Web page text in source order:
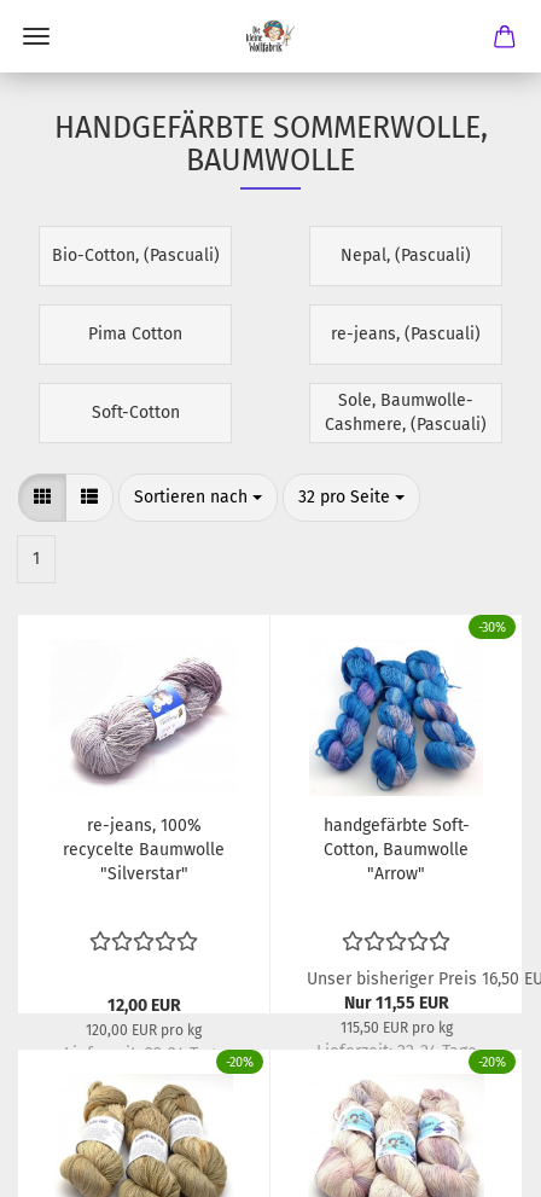
HANDGEFÄRBTE SOMMERWOLLE,
BAUMWOLLE
Bio-Cotton, (Pascuali) Nepal, (Pascuali)
Pima Cotton re-jeans, (Pascuali)
Soft-Cotton
Sole, Baumwolle-
Cashmere, (Pascuali)
Sortieren nach
Sortieren nach 32 pro Seite
pro Seite
1
re-jeans, 100%
recycelte Baumwolle
"Silverstar"
12,00 EUR
120,00 EUR pro kg
Lieferzeit: 22-24 Tage
-30%
handgefärbte Soft-
Cotton, Baumwolle
"Arrow"
Unser bisheriger Preis 16,50
Nur 11,55 EUR
115,50 EUR pro kg
Lieferzeit: 22-24 Tage
-20% -20%